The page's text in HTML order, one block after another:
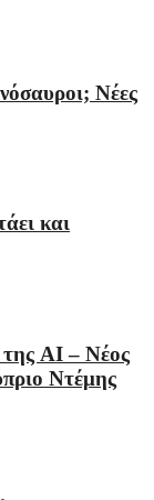
Νέες
και
της AI – Νέος
Ντέμης